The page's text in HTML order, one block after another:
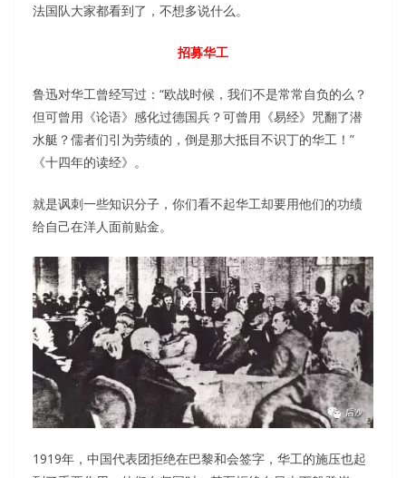
法国队大家都看到了，不想多说什么。
招募华工
鲁迅对华工曾经写过：“欧战时候，我们不是常常自负的么？
但可曾用《论语》感化过德国兵？可曾用《易经》咒翻了潜
水艇？儒者们引为劳绩的，倒是那大抵目不识丁的华工！”
《十四年的读经》。
就是讽刺一些知识分子，你们看不起华工却要用他们的功绩
给自己在洋人面前贴金。
1919年，中国代表团拒绝在巴黎和会签字，华工的施压也起